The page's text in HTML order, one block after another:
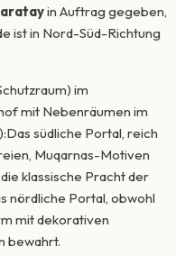
in Auftrag gegeben,
ist in Nord-Süd-Richtung
im
mit Nebenräumen im
südliche Portal, reich
Muqarnas-Motiven
klassische Pracht der
nördliche Portal, obwohl
mit dekorativen
bewahrt.